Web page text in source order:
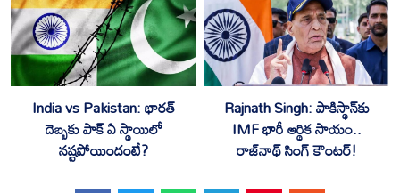
India vs Pakistan: భారత్
దెబ్బకు పాక్ ఏ స్థాయిలో
నష్టపోయిందంటే?
Rajnath Singh: పాకిస్థాన్‌కు
IMF భారీ ఆర్థిక సాయం..
రాజ్‌నాథ్ సింగ్ కౌంటర్!